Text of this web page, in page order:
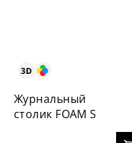
Журнальный
столик FOAM S